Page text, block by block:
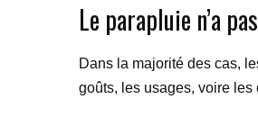
Le parapluie n’a
Dans la majorité des cas,
goûts, les usages, voire